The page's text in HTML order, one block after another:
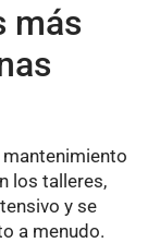
más
los talleres,
y se
a menudo.